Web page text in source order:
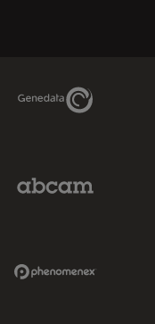
Genedata Link